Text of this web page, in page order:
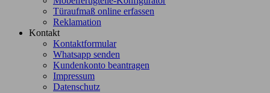
Türaufmaß online erfassen
Reklamation
Kontakt
Kontaktformular
Whatsapp senden
Kundenkonto beantragen
Impressum
Datenschutz